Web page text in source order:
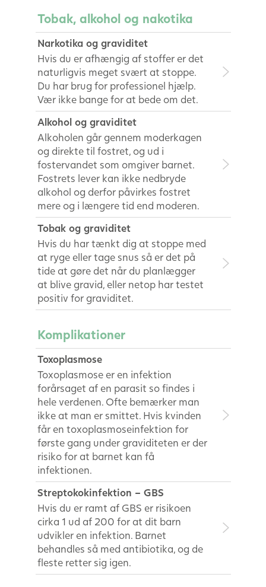
Tobak, alkohol og nakotika
Narkotika og graviditet
Hvis du er afhængig af stoffer er det
naturligvis meget svært at stoppe.
Du har brug for professionel hjælp.
Vær ikke bange for at bede om det.
Alkohol og graviditet
Alkoholen går gennem moderkagen
og direkte til fostret, og ud i
fostervandet som omgiver barnet.
Fostrets lever kan ikke nedbryde
alkohol og derfor påvirkes fostret
mere og i længere tid end moderen.
Tobak og graviditet
Hvis du har tænkt dig at stoppe med
at ryge eller tage snus så er det på
tide at gøre det når du planlægger
at blive gravid, eller netop har testet
positiv for graviditet.
Komplikationer
Toxoplasmose
Toxoplasmose er en infektion
forårsaget af en parasit so findes i
hele verdenen. Ofte bemærker man
ikke at man er smittet. Hvis kvinden
får en toxoplasmoseinfektion for
første gang under graviditeten er der
risiko for at barnet kan få
infektionen.
Streptokokinfektion – GBS
Hvis du er ramt af GBS er risikoen
cirka 1 ud af 200 for at dit barn
udvikler en infektion. Barnet
behandles så med antibiotika, og de
fleste retter sig igen.